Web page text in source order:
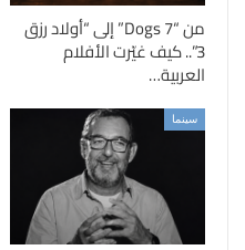
من “7 Dogs” إلى “أولاد رزق
3”.. كيف غيّرت الأفلام
العربية…
سينما